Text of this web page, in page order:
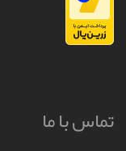
تماس با ما